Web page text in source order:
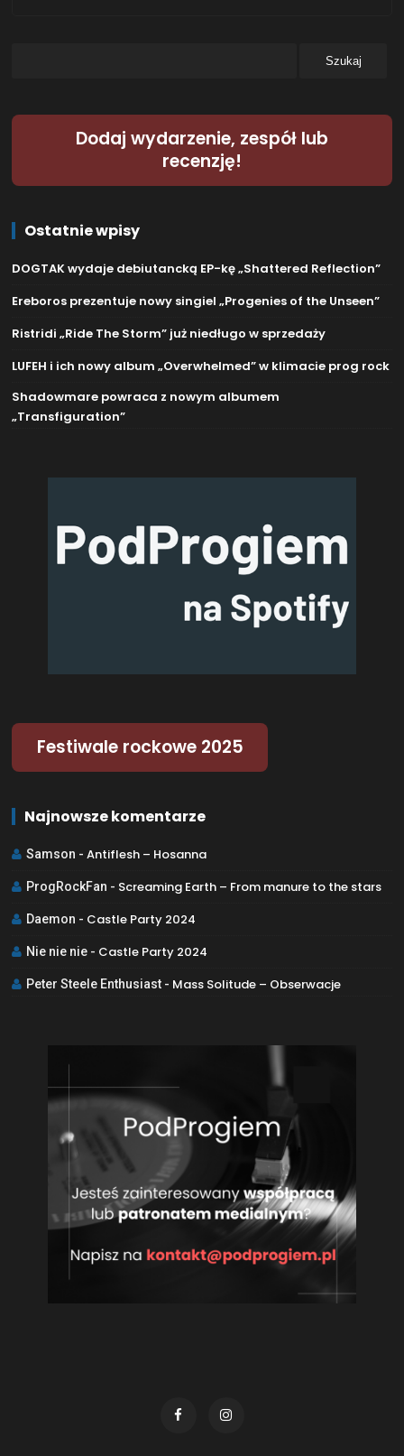
Dodaj wydarzenie, zespół lub
recenzję!
Ostatnie wpisy
DOGTAK wydaje debiutancką EP-kę „Shattered Reflection”
Ereboros prezentuje nowy singiel „Progenies of the Unseen”
Ristridi „Ride The Storm” już niedługo w sprzedaży
LUFEH i ich nowy album „Overwhelmed” w klimacie prog rock
Shadowmare powraca z nowym albumem
„Transfiguration”
Festiwale rockowe 2025
Najnowsze komentarze
Samson - Antiflesh – Hosanna
ProgRockFan - Screaming Earth – From manure to the stars
Daemon - Castle Party 2024
Nie nie nie - Castle Party 2024
Peter Steele Enthusiast - Mass Solitude – Obserwacje